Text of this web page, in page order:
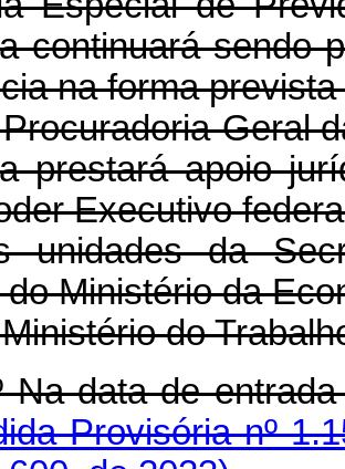
continuará sendo
na forma
Procuradoria-Geral
prestará apoio
Executivo
da
Ministério da
do
Na data de
Provisória nº